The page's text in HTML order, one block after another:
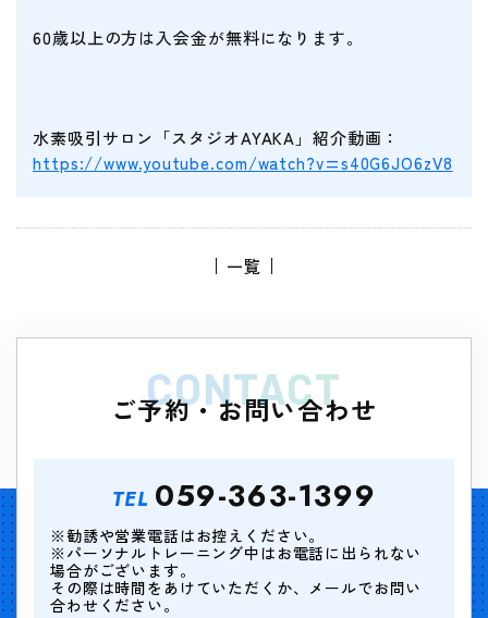
60歳以上の方は入会金が無料になります。
水素吸引サロン「スタジオAYAKA」紹介動画：
https://www.youtube.com/watch?v=s40G6JO6zV8
一覧
CONTACT
ご予約・お問い合わせ
TEL 059-363-1399
※勧誘や営業電話はお控えください。
※パーソナルトレーニング中はお電話に出られない
場合がございます。
その際は時間をあけていただくか、メールでお問い
合わせください。